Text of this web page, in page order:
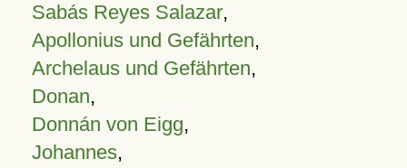
Sabás Reyes Salazar,
Apollonius und Gefährten,
Archelaus und Gefährten,
Donan,
Donnán von Eigg,
Johannes,